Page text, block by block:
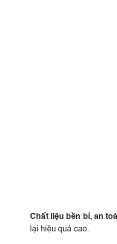
Chất liệu bền bỉ, an
lại hiệu quả cao.